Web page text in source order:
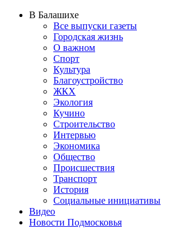
В Балашихе
Все выпуски газеты
Городская жизнь
О важном
Спорт
Культура
Благоустройство
ЖКХ
Экология
Кучино
Строительство
Интервью
Экономика
Общество
Происшествия
Транспорт
История
Социальные инициативы
Видео
Новости Подмосковья